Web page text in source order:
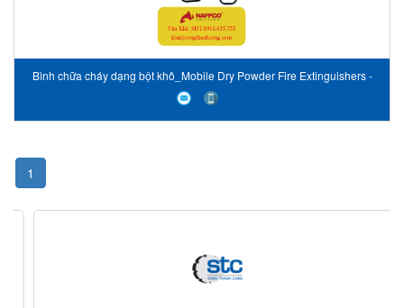
Bình chữa cháy dạng bột khô_Mobile Dry Powder Fire Extinguishers -
LPCB / Kitemark Approved
1